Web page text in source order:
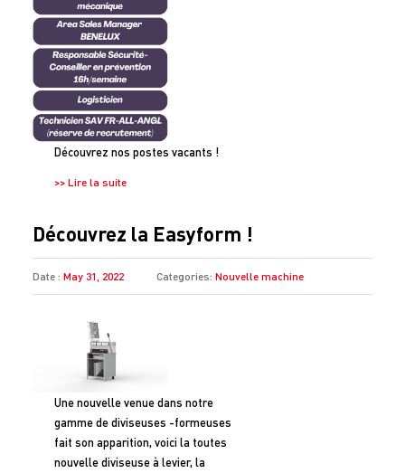
Découvrez nos postes vacants !
>> Lire la suite
Découvrez la Easyform !
Date : May 31, 2022 Categories: Nouvelle machine
Une nouvelle venue dans notre
gamme de diviseuses -formeuses
fait son apparition, voici la toutes
nouvelle diviseuse à levier, la